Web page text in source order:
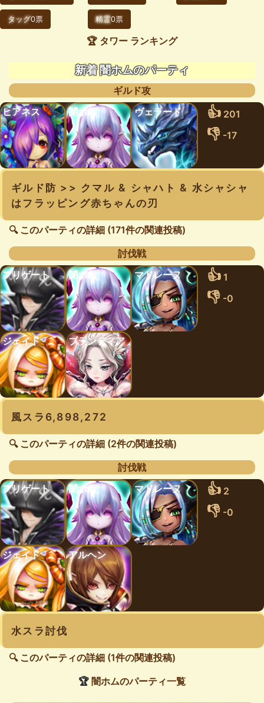
タッグ0票 精霊0票
🏆 タワー ランキング
新着 闇ホムのパーティ
ギルド攻
ヒアネス
闇ホム ヴェラード 👍 201
👎 -17
ギルド防 >> クマル & シャハト & 水シャシャ
はフラッピング赤ちゃんの刃
🔍 このパーティの詳細 (171件の関連投稿)
討伐戦
フリゲート
闇ホム マドレーヌ 👍 1
👎 -0
ジェイド ブランディア
風スラ6,898,272
🔍 このパーティの詳細 (2件の関連投稿)
討伐戦
フリゲート
闇ホム マドレーヌ 👍 2
👎 -0
ジェイド アルヘン
水スラ討伐
🔍 このパーティの詳細 (1件の関連投稿)
🏆 闇ホムのパーティ一覧